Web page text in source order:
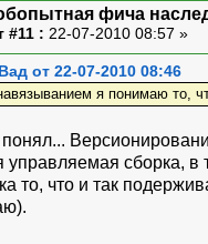
фича
#11 : 22-07-2010 08:57 »
от 22-07-2010 08:46
я понимаю то,
сборка, в
то, что и так